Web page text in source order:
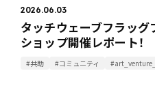
2026.06.03
タッチウェーブフラッ
ショップ開催レポート！
#共助 #コミュニティ